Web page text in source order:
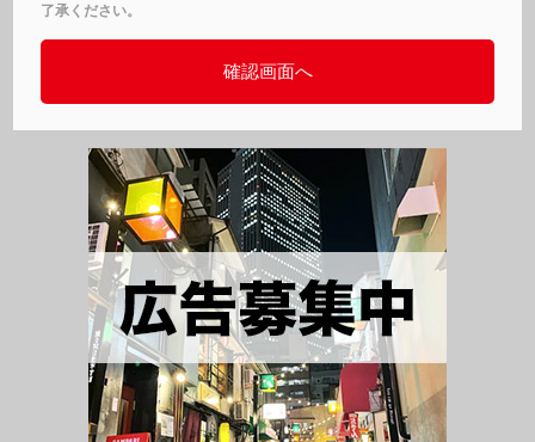
了承ください。